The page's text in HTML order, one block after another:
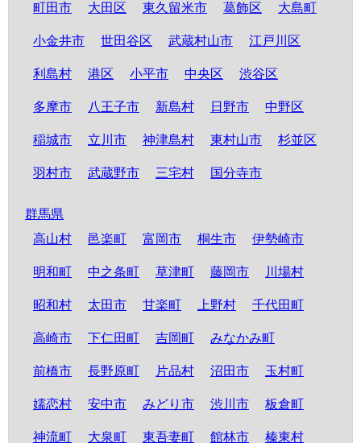
町田市 大田区 東久留米市 葛飾区 大島町
小金井市 世田谷区 武蔵村山市 江戸川区
利島村 港区 小平市 中央区 渋谷区
多摩市 八王子市 新島村 日野市 中野区
稲城市 立川市 神津島村 東村山市 杉並区
羽村市 武蔵野市 三宅村 国分寺市
群馬県
高山村
邑楽町 富岡市 桐生市 伊勢崎市
明和町 中之条町 草津町 藤岡市 川場村
昭和村 太田市 甘楽町 上野村 千代田町
高崎市 下仁田町 吉岡町 みなかみ町
前橋市 長野原町 片品村 沼田市 玉村町
嬬恋村 安中市 みどり市 渋川市 板倉町
神流町 大泉町 東吾妻町 館林市 榛東村